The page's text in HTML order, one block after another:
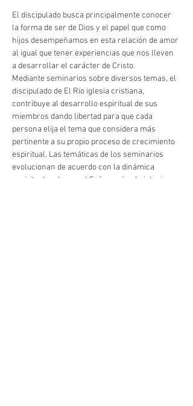
El discipulado busca principalmente conocer
la forma de ser de Dios y el papel que como
hijos desempeñamos en esta relación de amor
al igual que tener experiencias que nos lleven
a desarrollar el carácter de Cristo.
Mediante seminarios sobre diversos temas, el
discipulado de El Río iglesia cristiana,
contribuye al desarrollo espiritual de sus
miembros dando libertad para que cada
persona elija el tema que considera más
pertinente a su propio proceso de crecimiento
espiritual. Las temáticas de los seminarios
evolucionan de acuerdo con la dinámica
espiritual en la que el Señor guía a la iglesia.